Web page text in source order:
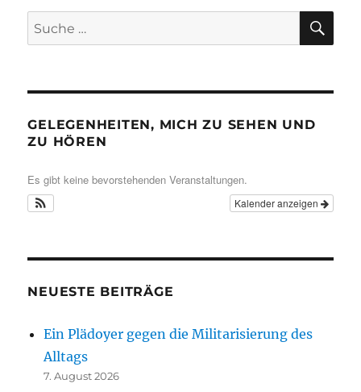
Suche
nach:
GELEGENHEITEN, MICH ZU SEHEN UND
ZU HÖREN
Es gibt keine bevorstehenden Veranstaltungen.
Kalender anzeigen
NEUESTE BEITRÄGE
Ein Plädoyer gegen die Militarisierung des
Alltags
7. August 2026